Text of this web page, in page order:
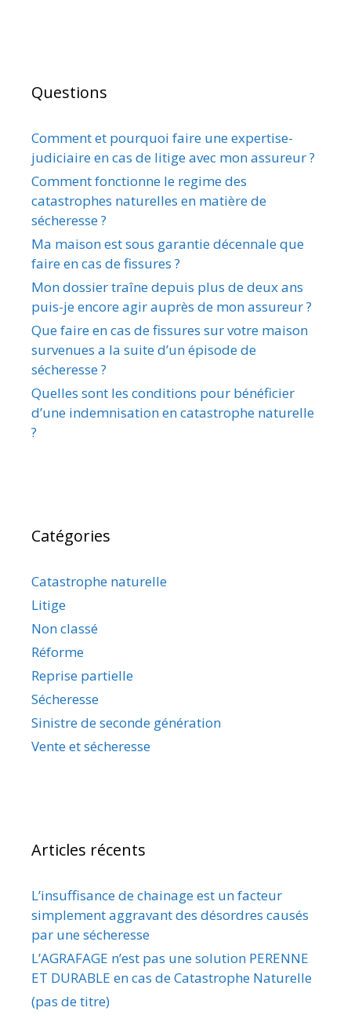
Questions
Comment et pourquoi faire une expertise-
judiciaire en cas de litige avec mon assureur ?
Comment fonctionne le regime des
catastrophes naturelles en matière de
sécheresse ?
Ma maison est sous garantie décennale que
faire en cas de fissures ?
Mon dossier traîne depuis plus de deux ans
puis-je encore agir auprès de mon assureur ?
Que faire en cas de fissures sur votre maison
survenues a la suite d’un épisode de
sécheresse ?
Quelles sont les conditions pour bénéficier
d’une indemnisation en catastrophe naturelle
?
Catégories
Catastrophe naturelle
Litige
Non classé
Réforme
Reprise partielle
Sécheresse
Sinistre de seconde génération
Vente et sécheresse
Articles récents
L’insuffisance de chainage est un facteur
simplement aggravant des désordres causés
par une sécheresse
L’AGRAFAGE n’est pas une solution PERENNE
ET DURABLE en cas de Catastrophe Naturelle
(pas de titre)